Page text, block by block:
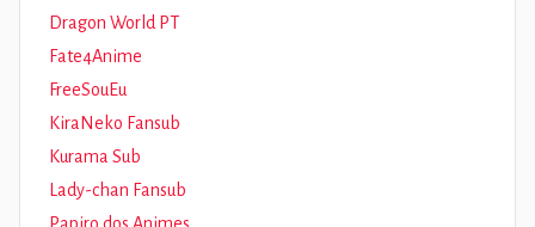
Dragon World PT
Fate4Anime
FreeSouEu
KiraNeko Fansub
Kurama Sub
Lady-chan Fansub